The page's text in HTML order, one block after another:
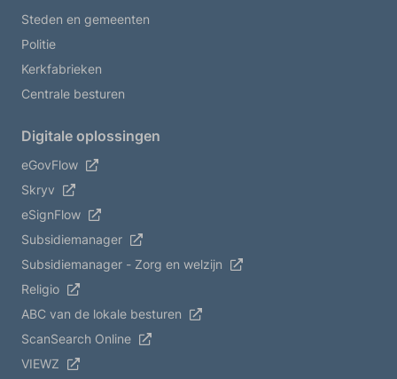
Steden en gemeenten
Politie
Kerkfabrieken
Centrale besturen
Digitale oplossingen
eGovFlow
Skryv
eSignFlow
Subsidiemanager
Subsidiemanager - Zorg en welzijn
Religio
ABC van de lokale besturen
ScanSearch Online
VIEWZ